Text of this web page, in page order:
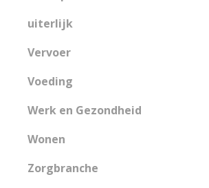
uiterlijk
Vervoer
Voeding
Werk en Gezondheid
Wonen
Zorgbranche